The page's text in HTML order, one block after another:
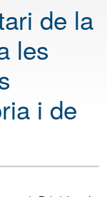
de la
les
i de